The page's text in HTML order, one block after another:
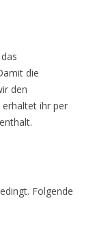
die
den
ihr per
Folgende